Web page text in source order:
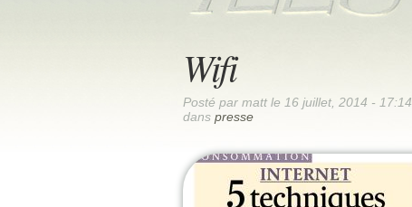
Wifi
Posté par matt le 16 juillet, 2014 - 17:14
dans presse